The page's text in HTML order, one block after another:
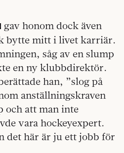
gav honom dock även
bytte mitt i livet karriär.
såg av en slump
en ny klubbdirektör.
han, ”slog på
anställningskraven
och att man inte
vara hockeyexpert.
det här är ju ett jobb för